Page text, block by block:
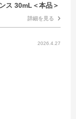
ス 30mL＜本品＞
詳細を見る
2026.4.27